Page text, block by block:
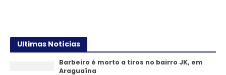
Ultimas Notícias
Barbeiro é morto a tiros no bairro JK, em
Araguaína